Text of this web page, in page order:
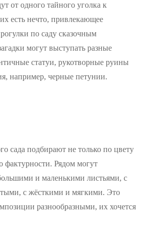
от одного тайного уголка к
есть нечто, привлекающее
по саду сказочным
могут выступать разные
статуи, рукотворные руины
например, черные петунии.
сада подбирают не только по цвету
фактурности. Рядом могут
и маленькими листьями, с
с жёсткими и мягкими. Это
разнообразными, их хочется